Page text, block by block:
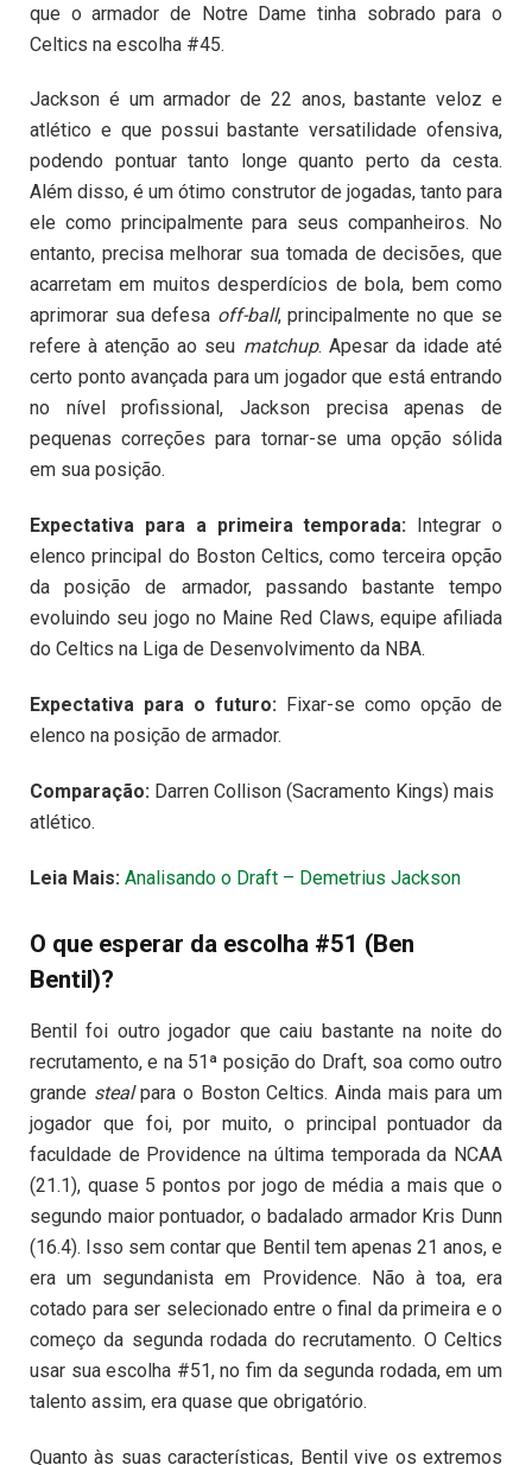
que o armador de Notre Dame tinha sobrado para o
Celtics na escolha #45.
Jackson é um armador de 22 anos, bastante veloz e
atlético e que possui bastante versatilidade ofensiva,
podendo pontuar tanto longe quanto perto da cesta.
Além disso, é um ótimo construtor de jogadas, tanto para
ele como principalmente para seus companheiros. No
entanto, precisa melhorar sua tomada de decisões, que
acarretam em muitos desperdícios de bola, bem como
aprimorar sua defesa off-ball, principalmente no que se
refere à atenção ao seu matchup. Apesar da idade até
certo ponto avançada para um jogador que está entrando
no nível profissional, Jackson precisa apenas de
pequenas correções para tornar-se uma opção sólida
em sua posição.
Expectativa para a primeira temporada:
Integrar o
elenco principal do Boston Celtics, como terceira opção
da posição de armador, passando bastante tempo
evoluindo seu jogo no Maine Red Claws, equipe afiliada
do Celtics na Liga de Desenvolvimento da NBA.
Expectativa para o futuro: Fixar-se como opção de
elenco na posição de armador.
Comparação: Darren Collison (Sacramento Kings) mais
atlético.
Leia Mais: Analisando o Draft – Demetrius Jackson
O que esperar da escolha #51 (Ben
Bentil)?
Bentil foi outro jogador que caiu bastante na noite do
recrutamento, e na 51ª posição do Draft, soa como outro
grande stealpara o Boston Celtics. Ainda mais para um
jogador que foi, por muito, o principal pontuador da
faculdade de Providence na última temporada da NCAA
(21.1), quase 5 pontos por jogo de média a mais que o
segundo maior pontuador, o badalado armador Kris Dunn
(16.4). Isso sem contar que Bentil tem apenas 21 anos, e
era um segundanista em Providence. Não à toa, era
cotado para ser selecionado entre o final da primeira e o
começo da segunda rodada do recrutamento. O Celtics
usar sua escolha #51, no fim da segunda rodada, em um
talento assim, era quase que obrigatório.
Quanto às suas características, Bentil vive os extremos